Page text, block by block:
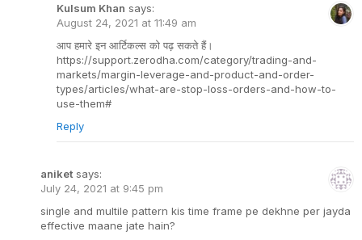
Kulsum Khan says:
August 24, 2021 at 11:49 am
आप हमारे इन आर्टिकल्स को पढ़ सकते हैं।
https://support.zerodha.com/category/trading-and-
markets/margin-leverage-and-product-and-order-
types/articles/what-are-stop-loss-orders-and-how-to-
use-them#
Reply
aniket says:
July 24, 2021 at 9:45 pm
single and multile pattern kis time frame pe dekhne per jayda
effective maane jate hain?